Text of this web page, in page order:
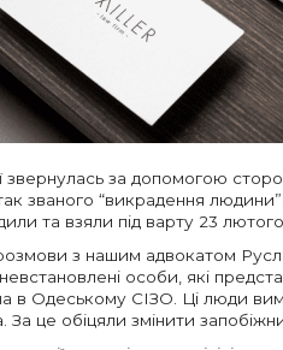
звернулась за допомогою
званого “викрадення
та взяли під варту 23
розмови з нашим адвокатом
особи, які
в Одеському СІЗО. Ці люди
За це обіцяли змінити